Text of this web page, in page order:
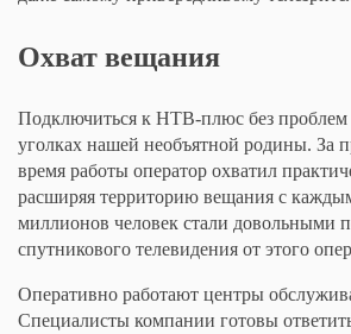
Охват вещания
Подключиться к НТВ-плюс без
уголках нашей необъятной родины. За
время работы оператор охватил
расширяя территорию вещания с
миллионов человек стали довольными
спутникового телевидения от этого
Оперативно работают центры
Специалисты компании готовы